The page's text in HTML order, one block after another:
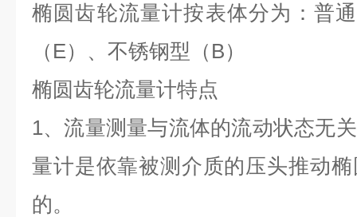
椭圆齿轮流量计按表体分为：普
（E）、不锈钢型（B）
椭圆齿轮流量计特点
1、流量测量与流体的流动状态无
量计是依靠被测介质的压头推动
的。